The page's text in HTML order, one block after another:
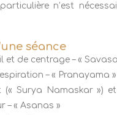
n’est
séance
et de centrage – «
– « Pranayama »
(« Surya Namaskar »)
– « Asanas »